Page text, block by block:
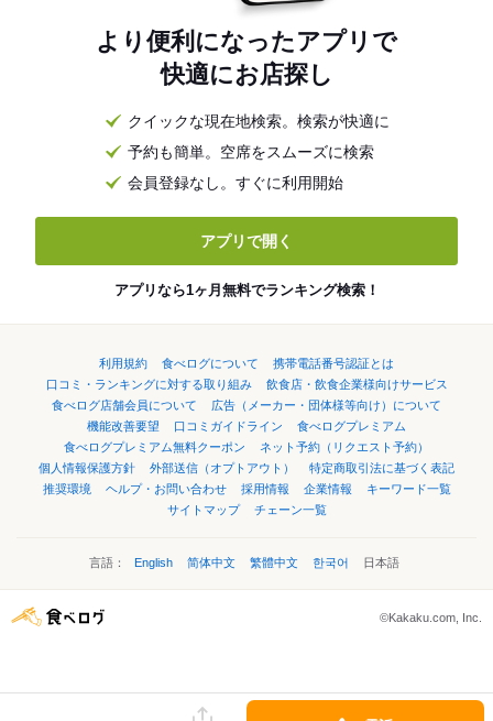
より便利になったアプリで
快適にお店探し
クイックな現在地検索。検索が快適に
予約も簡単。空席をスムーズに検索
会員登録なし。すぐに利用開始
アプリで開く
アプリなら1ヶ月無料でランキング検索！
利用規約 食べログについて
携帯電話番号認証とは
口コミ・ランキングに対する取り組み
飲食店・飲食企業様向けサービス
食べログ店舗会員について
広告（メーカー・団体様等向け）について
機能改善要望
口コミガイドライン
食べログプレミアム
食べログプレミアム無料クーポン
ネット予約（リクエスト予約）
個人情報保護方針
外部送信（オプトアウト）
特定商取引法に基づく表記
推奨環境
ヘルプ・お問い合わせ 採用情報 企業情報
キーワード一覧
サイトマップ
チェーン一覧
言語： English 简体中文 繁體中文 한국어 日本語
©Kakaku.com, Inc.